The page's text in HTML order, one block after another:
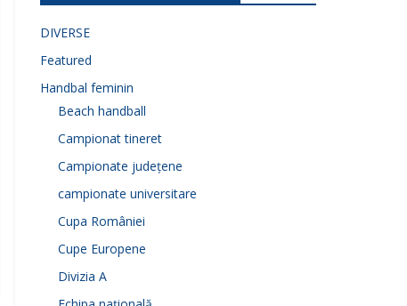
DIVERSE
Featured
Handbal feminin
Beach handball
Campionat tineret
Campionate județene
campionate universitare
Cupa României
Cupe Europene
Divizia A